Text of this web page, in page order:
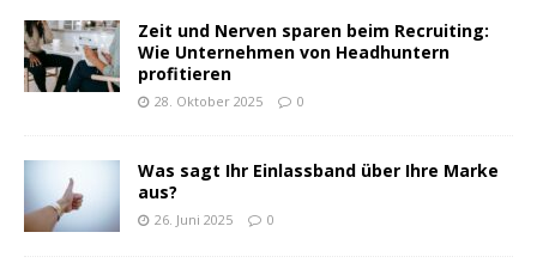
Zeit und Nerven sparen beim Recruiting:
Wie Unternehmen von Headhuntern
profitieren
28. Oktober 2025 0
Was sagt Ihr Einlassband über Ihre Marke
aus?
26. Juni 2025 0